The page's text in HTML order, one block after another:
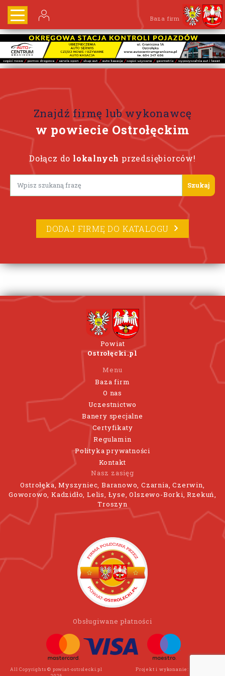
Baza firm
Znajdź firmę lub wykonawcę
w powiecie Ostrołęckim
Dołącz do lokalnych przedsiębiorców!
DODAJ FIRMĘ DO KATALOGU
Powiat
Ostrołęcki.pl
Menu
Baza firm
O nas
Uczestnictwo
Banery specjalne
Certyfikaty
Regulamin
Polityka prywatności
Kontakt
Nasz zasięg
Ostrołęka, Myszyniec, Baranowo, Czarnia, Czerwin,
Goworowo, Kadzidło, Lelis, Łyse, Olszewo-Borki, Rzekuń,
Troszyn
Obsługiwane płatności
All Copyrights © powiat-ostrolecki.pl
Projekt i wykonanie: